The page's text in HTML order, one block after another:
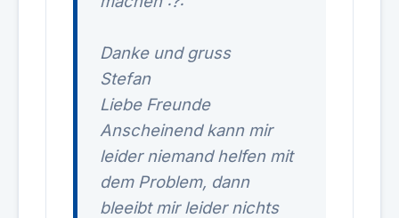
Danke und gruss
Stefan
Liebe Freunde
Anscheinend kann mir
leider niemand helfen mit
dem Problem, dann
bleeibt mir leider nichts